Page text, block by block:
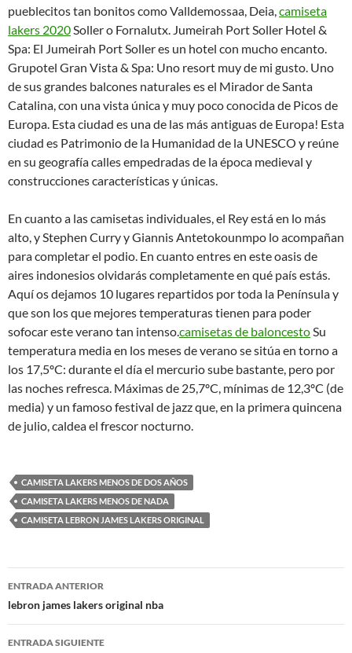
pueblecitos tan bonitos como Valldemossaa, Deia,camiseta
lakers 2020Soller o Fornalutx. Jumeirah Port Soller Hotel &
Spa: El Jumeirah Port Soller es un hotel con mucho encanto.
Grupotel Gran Vista & Spa: Uno resort muy de mi gusto. Uno
de sus grandes balcones naturales es el Mirador de Santa
Catalina, con una vista única y muy poco conocida de Picos de
Europa. Esta ciudad es una de las más antiguas de Europa! Esta
ciudad es Patrimonio de la Humanidad de la UNESCO y reúne
en su geografía calles empedradas de la época medieval y
construcciones características y únicas.
En cuanto a las camisetas individuales, el Rey está en lo más
alto, y Stephen Curry y Giannis Antetokounmpo lo acompañan
para completar el podio. En cuanto entres en este oasis de
aires indonesios olvidarás completamente en qué país estás.
Aquí os dejamos 10 lugares repartidos por toda la Península y
que son los que mejores temperaturas tienen para poder
sofocar este verano tan intenso.camisetas de baloncestoSu
temperatura media en los meses de verano se sitúa en torno a
los 17,5ºC: durante el día el mercurio sube bastante, pero por
las noches refresca. Máximas de 25,7ºC, mínimas de 12,3ºC (de
media) y un famoso festival de jazz que, en la primera quincena
de julio, caldea el frescor nocturno.
CAMISETA LAKERS MENOS DE DOS AÑOS
CAMISETA LAKERS MENOS DE NADA
CAMISETA LEBRON JAMES LAKERS ORIGINAL
Navegación
de
entradas
ENTRADA ANTERIOR
lebron james lakers original nba
ENTRADA SIGUIENTE